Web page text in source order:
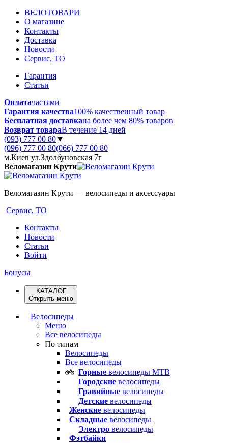
ВЕЛОТОВАРИ
О магазине
Контакты
Доставка
Новости
Сервис, ТО
Гарантия
Статьи
Оплатачастями
Гарантия качества100% качественный товар
Бесплатная доставкана более чем 80% товаров
Возврат товараВ течение 14 дней
(093) 777 00 80▼
(096) 777 00 80(066) 777 00 80
м.Киев ул.Здолбуновская 7г
Веломагазин Крути
Веломагазин Крути — велосипеды и аксессуары
Сервис, ТО
Контакты
Новости
Статьи
Войти
Бонусы
КАТАЛОГ
Открыть меню
Велосипеды
Меню
Все велосипеды
По типам
Велосипеды
Все велосипеды
Горные велосипеды MTB
Городские велосипеды
Гравийные велосипеды
Детские велосипеды
Женские велосипеды
Складные велосипеды
Электро велосипеды
Фэтбайки